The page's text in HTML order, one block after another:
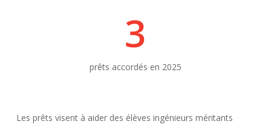
3
prêts accordés en 2025
Les prêts visent à aider des élèves ingénieurs méritants